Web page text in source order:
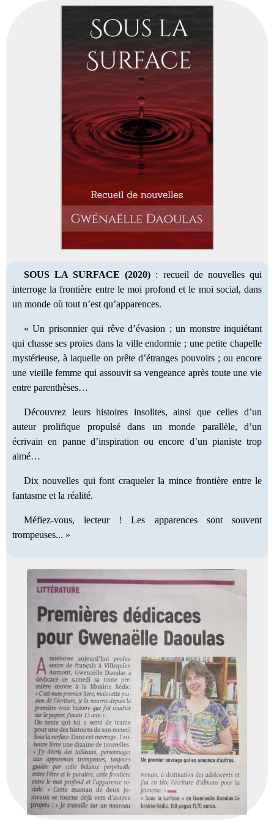
SOUS LA SURFACE (2020) : recueil de nouvelles qui
interroge la frontière entre le moi profond et le moi social, dans
un monde où tout n’est qu’apparences.
« Un prisonnier qui rêve d’évasion ; un monstre inquiétant
qui chasse ses proies dans la ville endormie ; une petite chapelle
mystérieuse, à laquelle on prête d’étranges pouvoirs ; ou encore
une vieille femme qui assouvit sa vengeance après toute une vie
entre parenthèses…
Découvrez leurs histoires insolites, ainsi que celles d’un
auteur prolifique propulsé dans un monde parallèle, d’un
écrivain en panne d’inspiration ou encore d’un pianiste trop
aimé…
Dix nouvelles qui font craqueler la mince frontière entre le
fantasme et la réalité.
Méfiez-vous, lecteur ! Les apparences sont souvent
trompeuses... »